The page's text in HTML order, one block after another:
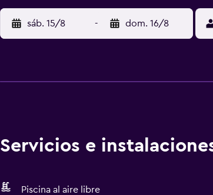
sáb. 15/8 - dom. 16/8
Servicios e
Piscina al aire libre